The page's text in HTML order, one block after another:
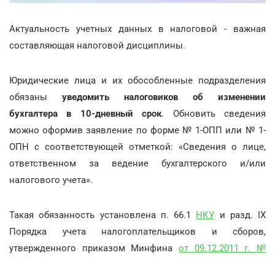
Актуальность учетных данных в налоговой - важная
составляющая налоговой дисциплины.
Юридические лица и их обособленные подразделения
обязаны уведомить налоговиков об изменении
бухгалтера в 10-дневный срок. Обновить сведения
можно оформив заявление по форме № 1-ОПП или № 1-
ОПН с соответствующей отметкой: «Сведения о лице,
ответственном за ведение бухгалтерского и/или
налогового учета».
Такая обязанность установлена п. 66.1 НКУ и разд. IX
Порядка учета налогоплательщиков и сборов,
утвержденного приказом Минфина от 09.12.2011 г. №